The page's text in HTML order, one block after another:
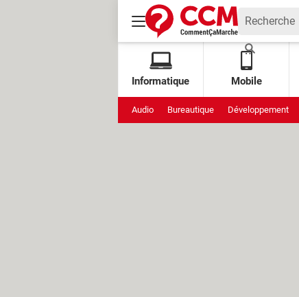
Informatique Mobile
Audio Bureautique Développement